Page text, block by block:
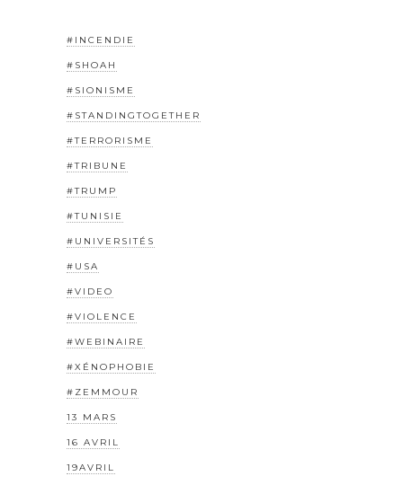
#INCENDIE
#SHOAH
#SIONISME
#STANDINGTOGETHER
#TERRORISME
#TRIBUNE
#TRUMP
#TUNISIE
#UNIVERSITÉS
#USA
#VIDEO
#VIOLENCE
#WEBINAIRE
#XÉNOPHOBIE
#ZEMMOUR
13 MARS
16 AVRIL
19AVRIL